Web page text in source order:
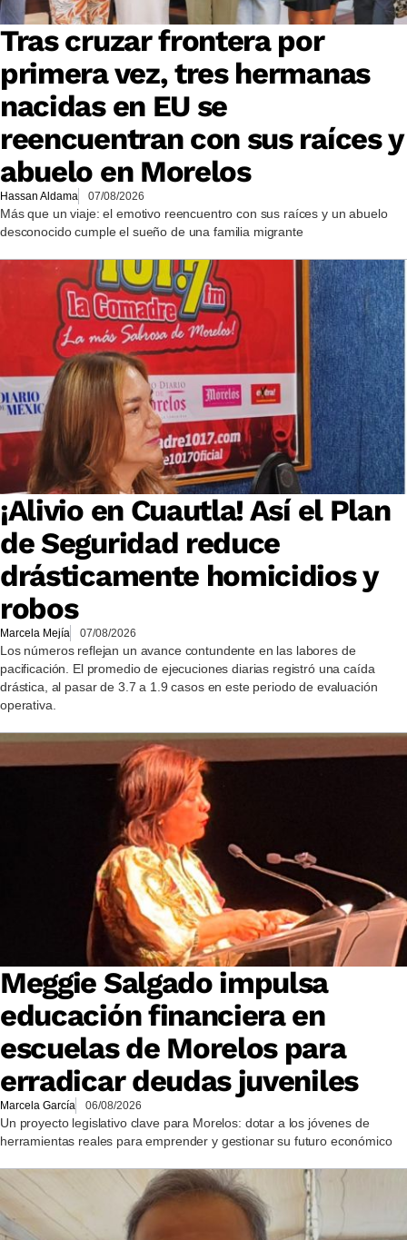
Tras cruzar frontera por
primera vez, tres hermanas
nacidas en EU se
reencuentran con sus raíces y
abuelo en Morelos
Hassan Aldama 07/08/2026
Más que un viaje: el emotivo reencuentro con sus raíces y un abuelo
desconocido cumple el sueño de una familia migrante
¡Alivio en Cuautla! Así el Plan
de Seguridad reduce
drásticamente homicidios y
robos
Marcela Mejía 07/08/2026
Los números reflejan un avance contundente en las labores de
pacificación. El promedio de ejecuciones diarias registró una caída
drástica, al pasar de 3.7 a 1.9 casos en este periodo de evaluación
operativa.
Meggie Salgado impulsa
educación financiera en
escuelas de Morelos para
erradicar deudas juveniles
Marcela García 06/08/2026
Un proyecto legislativo clave para Morelos: dotar a los jóvenes de
herramientas reales para emprender y gestionar su futuro económico